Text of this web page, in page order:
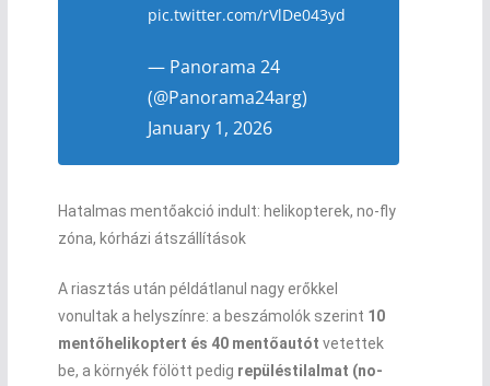
pic.twitter.com/rVlDe043yd
— Panorama 24
(@Panorama24arg)
January 1, 2026
Hatalmas mentőakció indult: helikopterek, no-fly
zóna, kórházi átszállítások
A riasztás után példátlanul nagy erőkkel
vonultak a helyszínre: a beszámolók szerint 10
mentőhelikoptert és 40 mentőautót vetettek
be, a környék fölött pedig repüléstilalmat (no-